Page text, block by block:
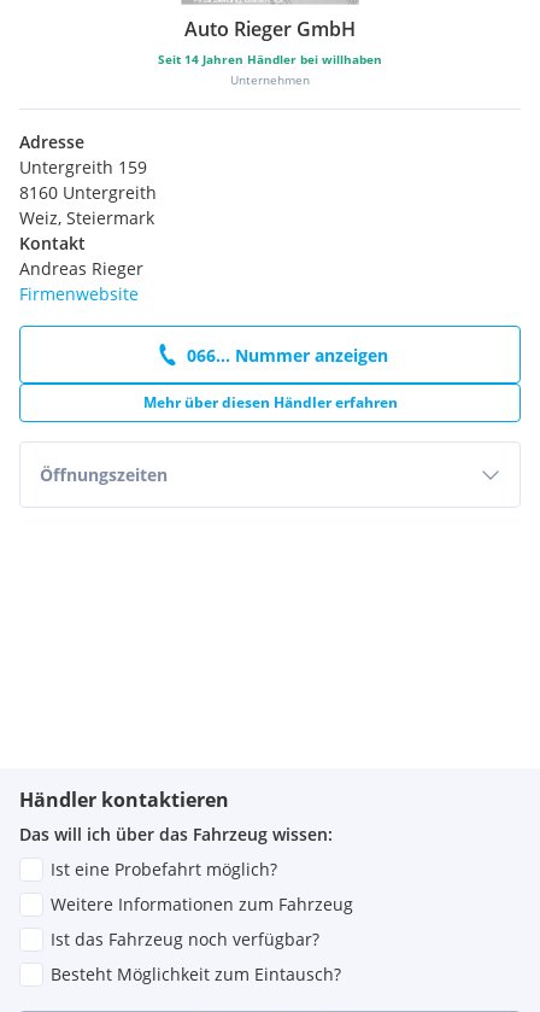
Auto Rieger GmbH
Seit 14 Jahren Händler bei willhaben
Unternehmen
Adresse
Untergreith 159
8160 Untergreith
Weiz, Steiermark
Kontakt
Andreas Rieger
Firmenwebsite
066... Nummer anzeigen
Mehr über diesen Händler erfahren
Öffnungszeiten
Händler kontaktieren
Das will ich über das Fahrzeug wissen:
Ist eine Probefahrt möglich?
Weitere Informationen zum Fahrzeug
Ist das Fahrzeug noch verfügbar?
Besteht Möglichkeit zum Eintausch?